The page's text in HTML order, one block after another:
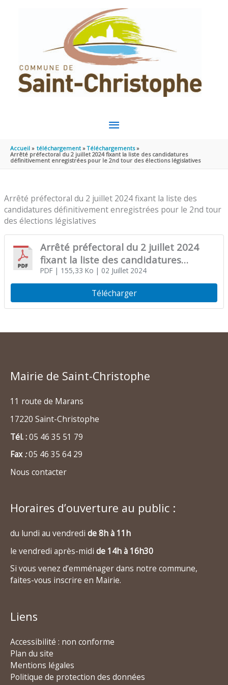
MENU
PRINCIPAL
Accueil téléchargement
Téléchargements
Arrêté préfectoral du 2 juillet 2024 fixant la liste des candidatures
définitivement enregistrées pour le 2nd tour des élections législatives
Arrêté préfectoral du 2 juillet 2024 fixant la liste des
candidatures définitivement enregistrées pour le 2nd tour
des élections législatives
Arrêté préfectoral du 2 juillet 2024
fixant la liste des candidatures
définitivement enregistrées pour le
2nd tour des élections législatives
PDF| 155,33 Ko | 02 Juillet 2024
Télécharger
Mairie de Saint-Christophe
11 route de Marans
17220 Saint-Christophe
Tél. :05 46 35 51 79
Fax:05 46 35 64 29
Nous contacter
Horaires d’ouverture au public :
du lundi au vendredi de 8h à 11h
le vendredi après-midi de 14h à 16h30
Si vous venez d’emménager dans notre commune,
faites-vous inscrire en Mairie.
Liens
Accessibilité : non conforme
Plan du site
Mentions légales
Politique de protection des données